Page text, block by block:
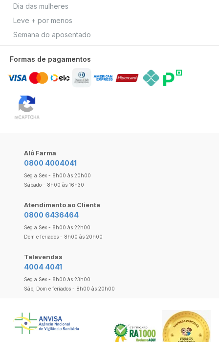
Dia das mulheres
Leve + por menos
Semana do aposentado
Formas de pagamentos
Alô Farma
0800 4004041
Seg a Sex - 8h00 às 20h00
Sábado - 8h00 às 16h30
Atendimento ao Cliente
0800 6436464
Seg a Sex - 8h00 às 22h00
Dom e feriados - 8h00 às 20h00
Televendas
4004 4041
Seg a Sex - 8h00 às 23h00
Sáb, Dom e feriados - 8h00 às 20h00